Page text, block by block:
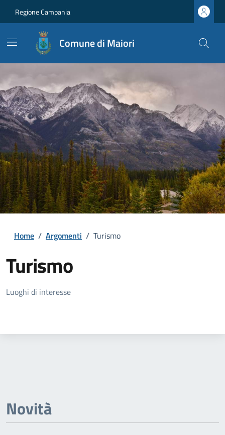
Regione Campania
Comune di Maiori
Home / Argomenti / Turismo
Turismo
Dettagli della notizia
Luoghi di interesse
Novità